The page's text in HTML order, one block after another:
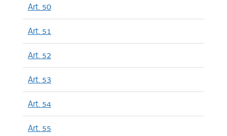
Art. 50
Art. 51
Art. 52
Art. 53
Art. 54
Art. 55